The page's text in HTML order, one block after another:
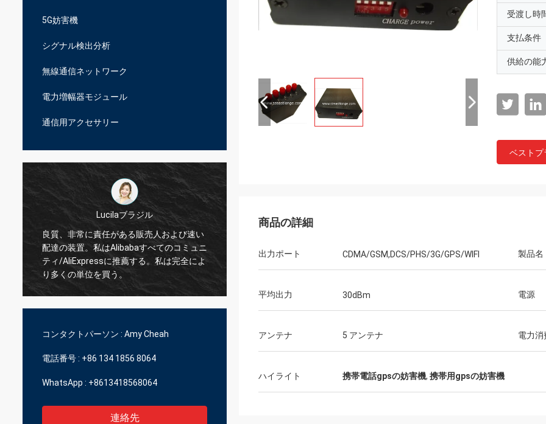
5G妨害機
シグナル検出分析
無線通信ネットワーク
電力増幅器モジュール
通信用アクセサリー
人および速い
てのコミュニ
私は完全によ
Hamadivoフランス
ベスト セラー、よいトランザクションおよ
び速い受渡し時間
速い船積みおよび問題無し
コンタクトパーソン : Amy Cheah
電話番号 : +86 134 1856 8064
WhatsApp : +8613418568064
連絡先
受渡し時
支払条件
供給の能
ベストプ
商品の詳細
出力ポート CDMA/GSM,DCS/PHS/3G/GPS/WIFI 製品名
平均出力 30dBm 電源
アンテナ 5 アンテナ 電力消
ハイライト 携帯電話gpsの妨害機, 携帯用gpsの妨害機